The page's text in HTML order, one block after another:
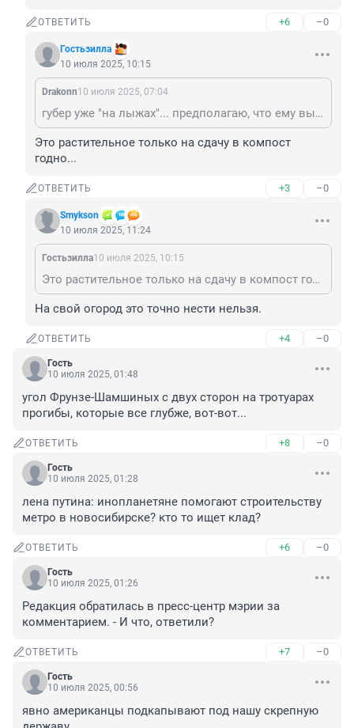
ОТВЕТИТЬ +6 –0
Гостьзилла
10 июля 2025, 10:15
Drakonn10 июля 2025, 07:04
губер уже "на лыжах"... предполагаю, что ему выдвинули условия сдать метро и мост... и сдадут "любой ценой"
Это растительное только на сдачу в компост
годно...
ОТВЕТИТЬ +3 –0
Smykson
10 июля 2025, 11:24
Гостьзилла10 июля 2025, 10:15
Это растительное только на сдачу в компост годно...
На свой огород это точно нести нельзя.
ОТВЕТИТЬ +4 –0
Гость
10 июля 2025, 01:48
угол Фрунзе-Шамшиных с двух сторон на тротуарах
прогибы, которые все глубже, вот-вот...
ОТВЕТИТЬ +8 –0
Гость
10 июля 2025, 01:28
лена путина: инопланетяне помогают строительству
метро в новосибирске? кто то ищет клад?
ОТВЕТИТЬ +6 –0
Гость
10 июля 2025, 01:26
Редакция обратилась в пресс-центр мэрии за
комментарием. - И что, ответили?
ОТВЕТИТЬ +7 –0
Гость
10 июля 2025, 00:56
явно американцы подкапывают под нашу скрепную